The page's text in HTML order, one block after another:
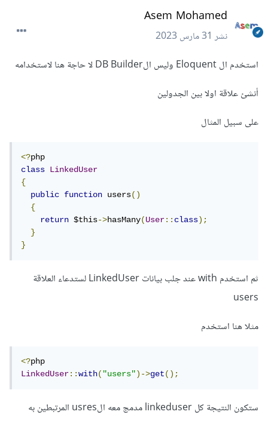
Asem Mohamed
نشر31 مارس 2023
استخدم ال Eloquent وليس الDB Builder لا حاجة هنا لاستخدامه
أنشئ علاقة اولا بين الجدولين
على سبيل المثال
<?
class
LinkedUser
{
public
function users()
{
return $this->hasMany(User::class);
}
}
ثم استخدم with عند جلب بيانات LinkedUser لستدعاء العلاقة
users
مثلا هنا استخدم
<?
LinkedUser::with("users")->get();
ستكون النتيجة كل linkeduser مدمج معه الusres المرتبطين به